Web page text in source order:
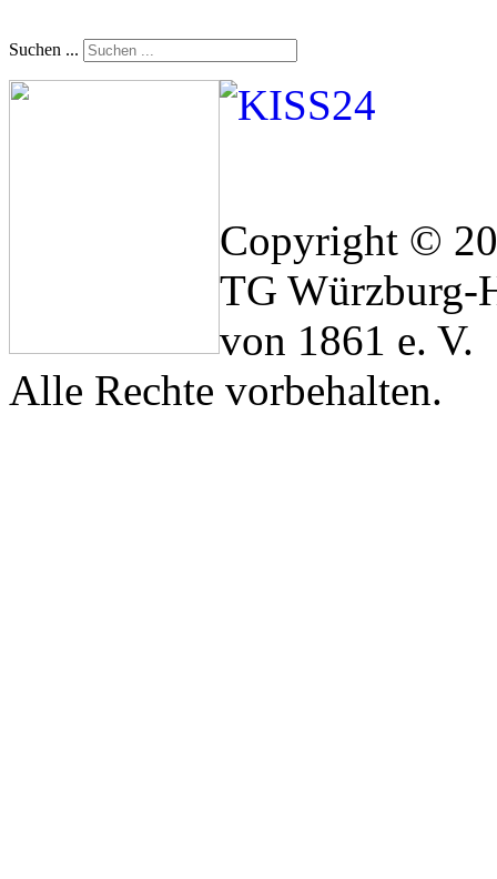
Suchen ...
Copyright ©
TG Würzburg-
von 1861 e. V.
Alle Rechte vorbehalten.